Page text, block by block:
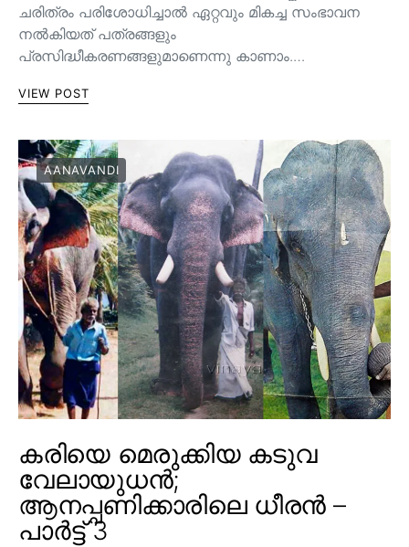
ചരിത്രം പരിശോധിച്ചാല്‍ ഏറ്റവും മികച്ച സംഭാവന
നല്‍കിയത് പത്രങ്ങളും
പ്രസിദ്ധീകരണങ്ങളുമാണെന്നു കാണാം.…
VIEW POST
AANAVANDI
കരിയെ മെരുക്കിയ കടുവ
വേലായുധൻ;
ആനപ്പണിക്കാരിലെ ധീരൻ –
പാർട്ട് 3